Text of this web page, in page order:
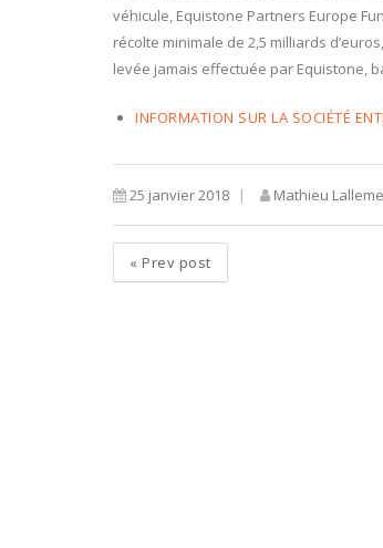
véhicule, Equistone Partners Europe
récolte minimale de 2,5 milliards
levée jamais effectuée par Equistone,
INFORMATION SUR LA SOCIÉTÉ
25 janvier 2018 Mathieu
« Prev post